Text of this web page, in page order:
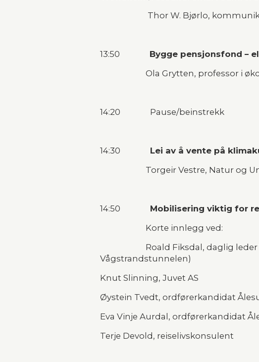
Thor W. Bjørlo,
13:50 Bygge pensjonsfond –
Ola Grytten, professor i
14:20               Pause/beinstrekk
14:30 Lei av å vente på
Torgeir Vestre, Natur og
14:50 Mobilisering viktig for
Korte innlegg ved:
Vågstrandstunnelen)
Knut Slinning, Juvet AS
Øystein Tvedt, ordførerkandidat
Eva Vinje Aurdal, ordførerkandidat
Terje Devold, reiselivskonsulent